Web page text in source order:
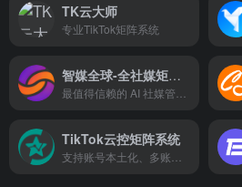
TK云大师
专业TikTok矩阵系统
智媒全球-全社媒矩阵分发
TikTok云控矩阵系统